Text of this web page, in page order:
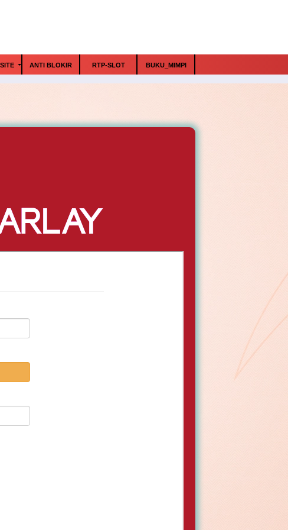
ANTI BLOKIR RTP-SLOT BUKU_MIMPI